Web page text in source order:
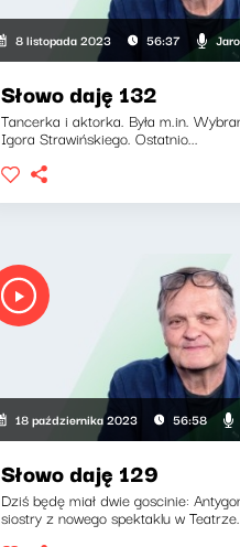
8 listopada 2023 56:37
Słowo daję 132
Tancerka i aktorka. Była m.in.
Igora Strawińskiego. Ostatnio...
18 października 2023 56:58
Słowo daję 129
Dziś będę miał dwie goscinie:
siostry z nowego spektaklu w